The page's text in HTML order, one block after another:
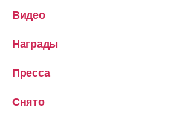
Видео
Награды
Пресса
Снято